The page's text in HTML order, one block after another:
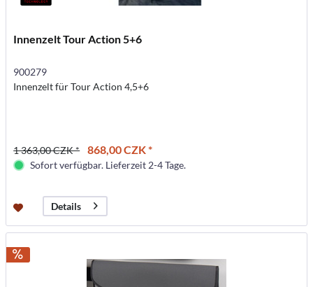
Innenzelt Tour Action 5+6
900279
Innenzelt für Tour Action 4,5+6
1 363,00 CZK * 868,00 CZK *
Sofort verfügbar. Lieferzeit 2-4 Tage.
Details